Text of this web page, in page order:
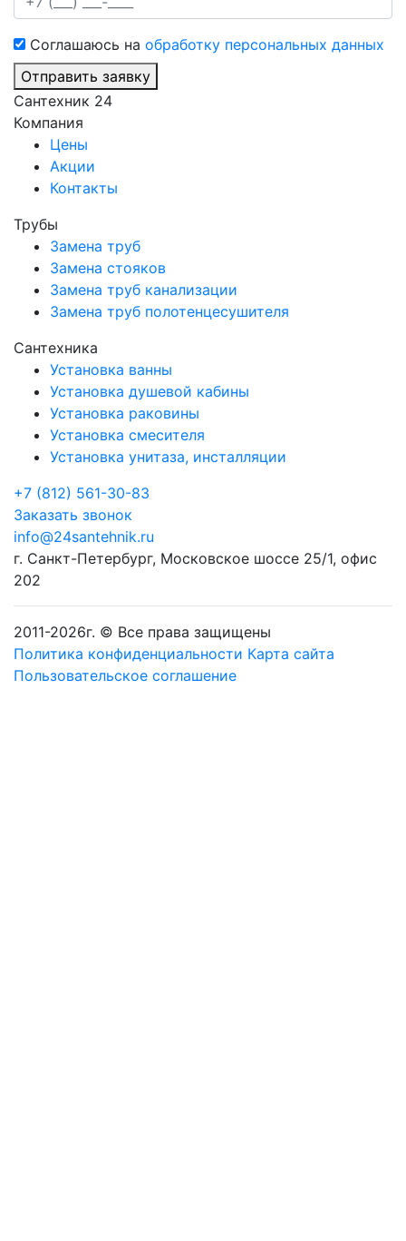
Соглашаюсь на обработку персональных данных
Отправить заявку
Сантехник 24
Компания
Цены
Акции
Контакты
Трубы
Замена труб
Замена стояков
Замена труб канализации
Замена труб полотенцесушителя
Сантехника
Установка ванны
Установка душевой кабины
Установка раковины
Установка смесителя
Установка унитаза, инсталляции
+7 (812) 561-30-83
Заказать звонок
info@24santehnik.ru
г. Санкт-Петербург, Московское шоссе 25/1, офис
202
2011-2026г. © Все права защищены
Политика конфиденциальности Карта сайта
Пользовательское соглашение